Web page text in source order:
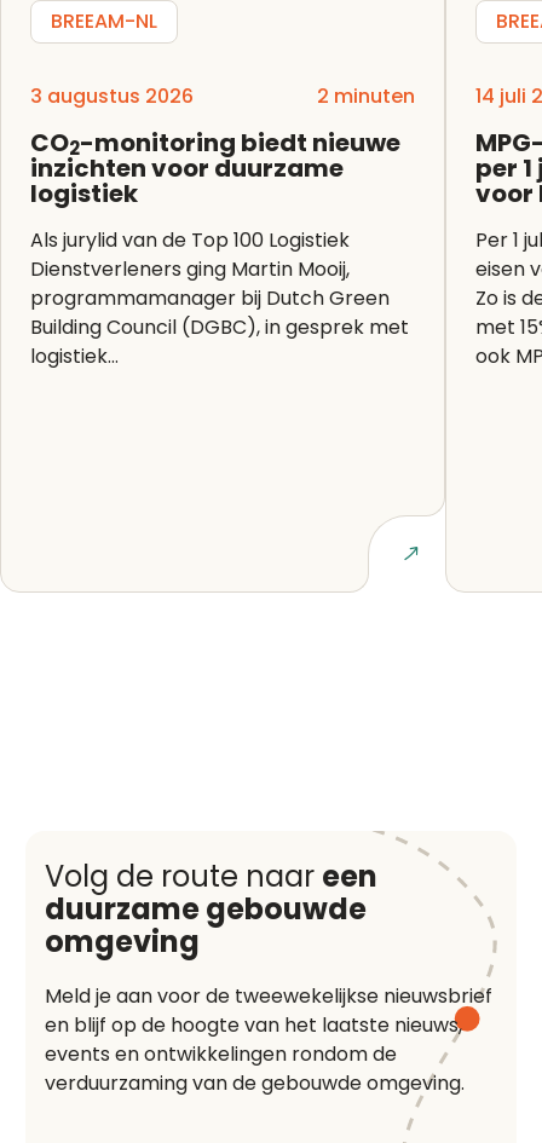
BREEAM-NL
3 augustus 2026 2 minuten
CO2-monitoring biedt nieuwe
inzichten voor duurzame
logistiek
Als jurylid van de Top 100 Logistiek
Dienstverleners ging Martin Mooij,
programmamanager bij Dutch Green
Building Council (DGBC), in gesprek met
logistiek...
Lees artikel
14 juli
per
voor
Per 1
eisen
Zo is
met
ook
Volg de route naar een
duurzame gebouwde
omgeving
Meld je aan voor de tweewekelijkse nieuwsbrief
en blijf op de hoogte van het laatste nieuws,
events en ontwikkelingen rondom de
verduurzaming van de gebouwde omgeving.